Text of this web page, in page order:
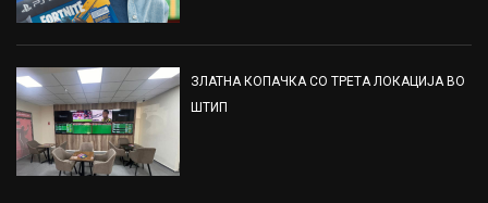
ЗЛАТНА КОПАЧКА СО ТРЕТА ЛОКАЦИЈА ВО
ШТИП